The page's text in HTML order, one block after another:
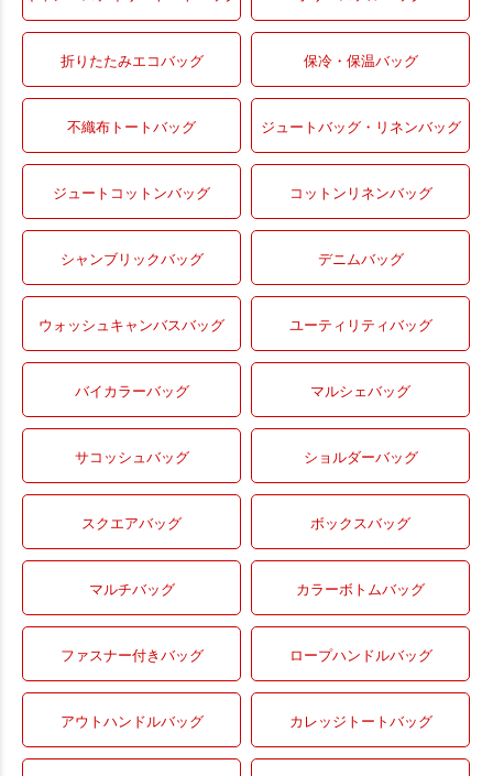
折りたたみエコバッグ 保冷・保温バッグ
不織布トートバッグ ジュートバッグ・リネンバッグ
ジュートコットンバッグ コットンリネンバッグ
シャンブリックバッグ デニムバッグ
ウォッシュキャンバスバッグ ユーティリティバッグ
バイカラーバッグ マルシェバッグ
サコッシュバッグ ショルダーバッグ
スクエアバッグ ボックスバッグ
マルチバッグ カラーボトムバッグ
ファスナー付きバッグ ロープハンドルバッグ
アウトハンドルバッグ カレッジトートバッグ